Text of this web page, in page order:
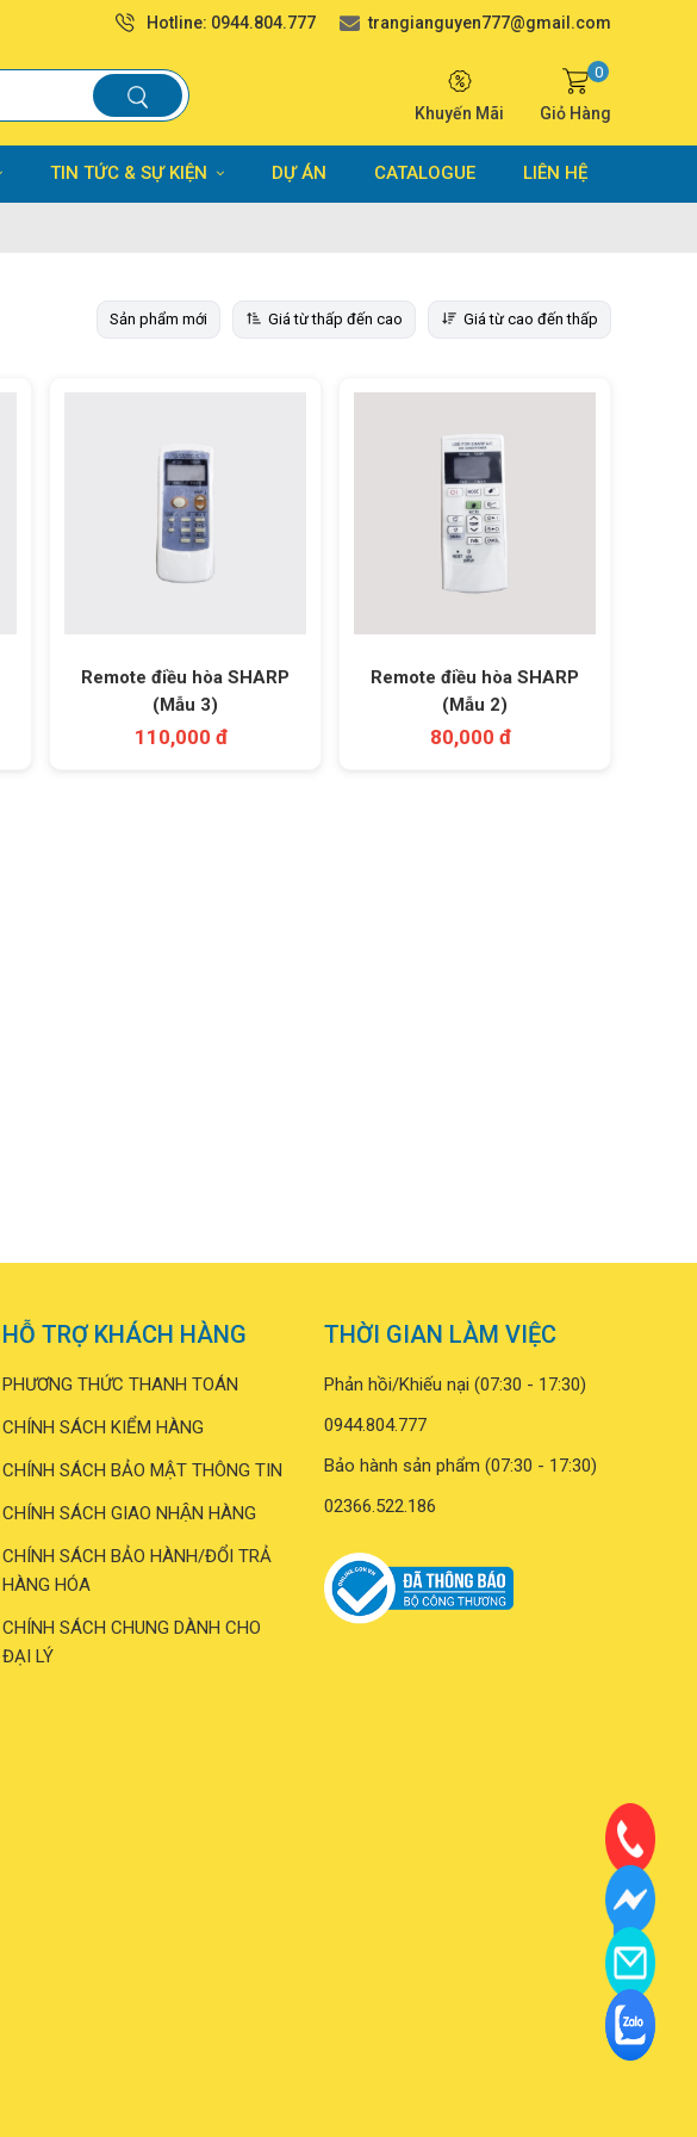
Hotline: 0944.804.777 trangianguyen777@gmail.com
Khuyến Mãi Giỏ Hàng
0
TIN TỨC & SỰ KIỆN DỰ ÁN CATALOGUE LIÊN HỆ
Sản phẩm mới Giá từ thấp đến cao Giá từ cao đến thấp
Remote điều hòa SHARP
(Mẫu 3)
110,000 đ
Remote điều hòa SHARP
(Mẫu 2)
80,000 đ
HỖ TRỢ KHÁCH HÀNG
PHƯƠNG THỨC THANH TOÁN
CHÍNH SÁCH KIỂM HÀNG
CHÍNH SÁCH BẢO MẬT THÔNG TIN
CHÍNH SÁCH GIAO NHẬN HÀNG
CHÍNH SÁCH BẢO HÀNH/ĐỔI TRẢ
HÀNG HÓA
CHÍNH SÁCH CHUNG DÀNH CHO
ĐẠI LÝ
THỜI GIAN LÀM VIỆC
Phản hồi/Khiếu nại (07:30 - 17:30)
0944.804.777
Bảo hành sản phẩm (07:30 - 17:30)
02366.522.186